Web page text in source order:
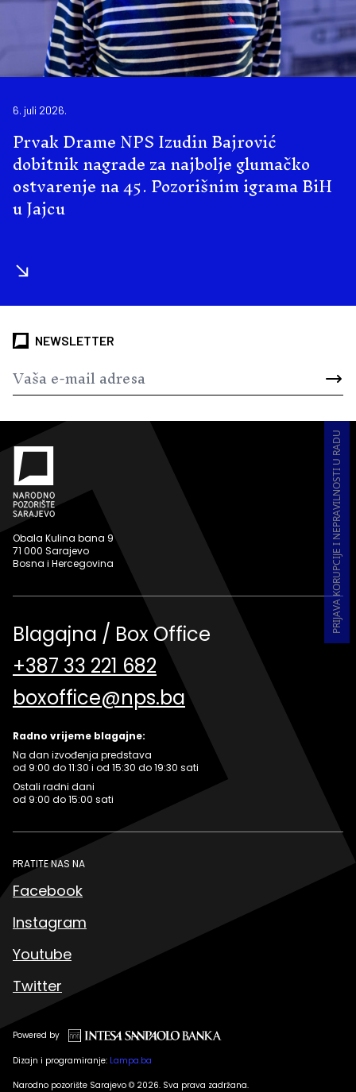
6. juli 2026.
Prvak Drame NPS Izudin Bajrović
dobitnik nagrade za najbolje glumačko
ostvarenje na 45. Pozorišnim igrama BiH
u Jajcu
NEWSLETTER
PRIJAVA KORUPCIJE I NEPRAVILNOSTI U RADU
Obala Kulina bana 9
71 000 Sarajevo
Bosna i Hercegovina
Blagajna / Box Office
+387 33 221 682
boxoffice@nps.ba
Radno vrijeme blagajne:
Na dan izvođenja predstava
od 9:00 do 11:30 i od 15:30 do 19:30 sati
Ostali radni dani
od 9:00 do 15:00 sati
PRATITE NAS NA
Facebook
Instagram
Youtube
Twitter
Powered by
Dizajn i programiranje: Lampa.ba
Narodno pozorište Sarajevo © 2026. Sva prava zadržana.